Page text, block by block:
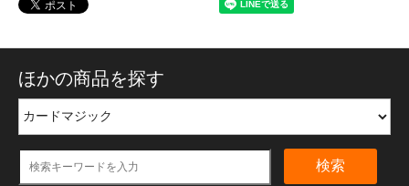
ほかの商品を探す
検索